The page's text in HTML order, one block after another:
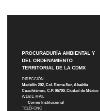
PROCURADURÍA AMBIENTAL Y
DEL ORDENAMIENTO
TERRITORIAL DE LA CDMX
DIRECCIÓN
Medellín 202, Col. Roma Sur, Alcaldía
Cuauhtémoc, C.P. 06700, Ciudad de México
WEB E-MAIL
Correo Institucional
TELÉFONO